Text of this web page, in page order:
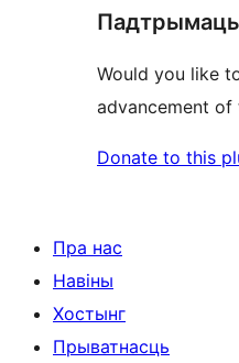
Падтрымаць
Would you like
advancement of
Donate to this
Пра нас
Навіны
Хостынг
Прыватнасць